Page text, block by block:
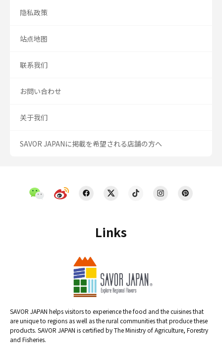
Links
SAVOR JAPAN helps visitors to experience the food and the cuisines that
are unique to regions as well as the rural communities that produce these
products. SAVOR JAPAN is certified by The Ministry of Agriculture, Forestry
and Fisheries.
隐私政策
站点地图
联系我们
お問い合わせ
关于我们
SAVOR JAPANに掲載を希望される店舗の方へ